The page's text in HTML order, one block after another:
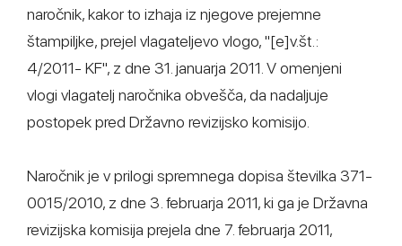
naročnik, kakor to izhaja iz njegove prejemne
štampiljke, prejel vlagateljevo vlogo, "[e]v.št.:
4/2011- KF", z dne 31. januarja 2011. V omenjeni
vlogi vlagatelj naročnika obvešča, da nadaljuje
postopek pred Državno revizijsko komisijo.
Naročnik je v prilogi spremnega dopisa številka 371-
0015/2010, z dne 3. februarja 2011, ki ga je Državna
revizijska komisija prejela dne 7. februarja 2011,